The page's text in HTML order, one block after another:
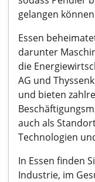
gelangen
Essen
darunter
die
AG und
und bieten
auch als
Technologien
In Essen finden
Industrie, im